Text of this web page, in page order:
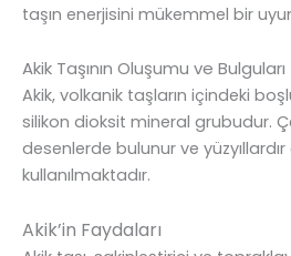
taşın enerjisini mükemmel bir
Akik Taşının Oluşumu ve Bulguları
Akik, volkanik taşların içindeki
silikon dioksit mineral grubudur.
desenlerde bulunur ve
kullanılmaktadır.
Akik’in Faydaları